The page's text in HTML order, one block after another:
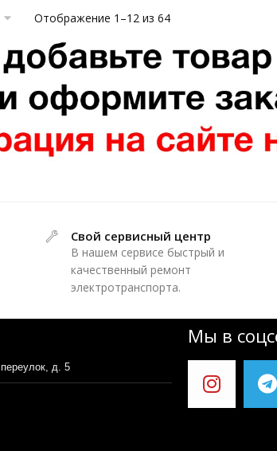
Отображение 1–12 из 64
Свой сервисный центр
В нашем сервисе быстрый и
качественный ремонт
электротранспорта.
д. 5
Мы в